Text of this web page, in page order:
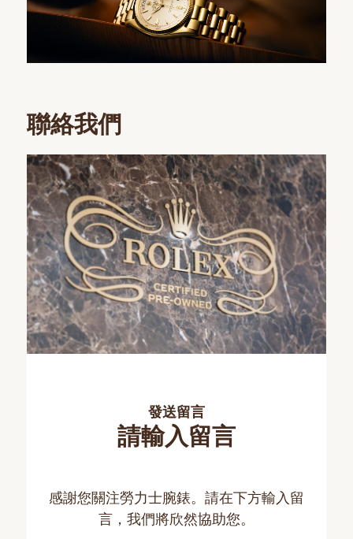
聯絡我們
發送留言
請輸入留言
感謝您關注勞力士腕錶。請在下方輸入留
言，我們將欣然協助您。